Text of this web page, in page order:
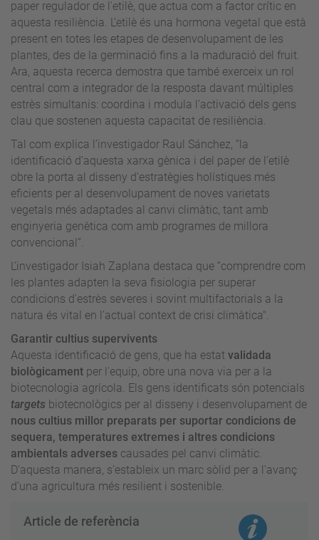
paper regulador de l'etilè, que actua com a factor crític en
aquesta resiliència. L’etilè és una hormona vegetal que està
present en totes les etapes de desenvolupament de les
plantes, des de la germinació fins a la maduració del fruit.
Ara, aquesta recerca demostra que també exerceix un rol
central com a integrador de la resposta davant múltiples
estrès simultanis: coordina i modula l’activació dels gens
clau que sostenen aquesta capacitat de resiliència.
Tal com explica l’investigador Raul Sánchez, “la
identificació d’aquesta xarxa gènica i del paper de l’etilè
obre la porta al disseny d’estratègies holístiques més
eficients per al desenvolupament de noves varietats
vegetals més adaptades al canvi climàtic, tant amb
enginyeria genètica com amb programes de millora
convencional”.
L’investigador Isiah Zaplana destaca que “comprendre com
les plantes adapten la seva fisiologia per superar
condicions d'estrès severes i sovint multifactorials a la
natura és vital en l’actual context de crisi climàtica".
Garantir cultius supervivents
Aquesta identificació de gens, que ha estat validada
biològicament per l'equip, obre una nova via per a la
biotecnologia agrícola. Els gens identificats són potencials
targets biotecnològics per al disseny i desenvolupament de
nous cultius millor preparats per suportar condicions de
sequera, temperatures extremes i altres condicions
ambientals adverses causades pel canvi climàtic.
D’aquesta manera, s’estableix un marc sòlid per a l'avanç
d’una agricultura més resilient i sostenible.
Article de referència